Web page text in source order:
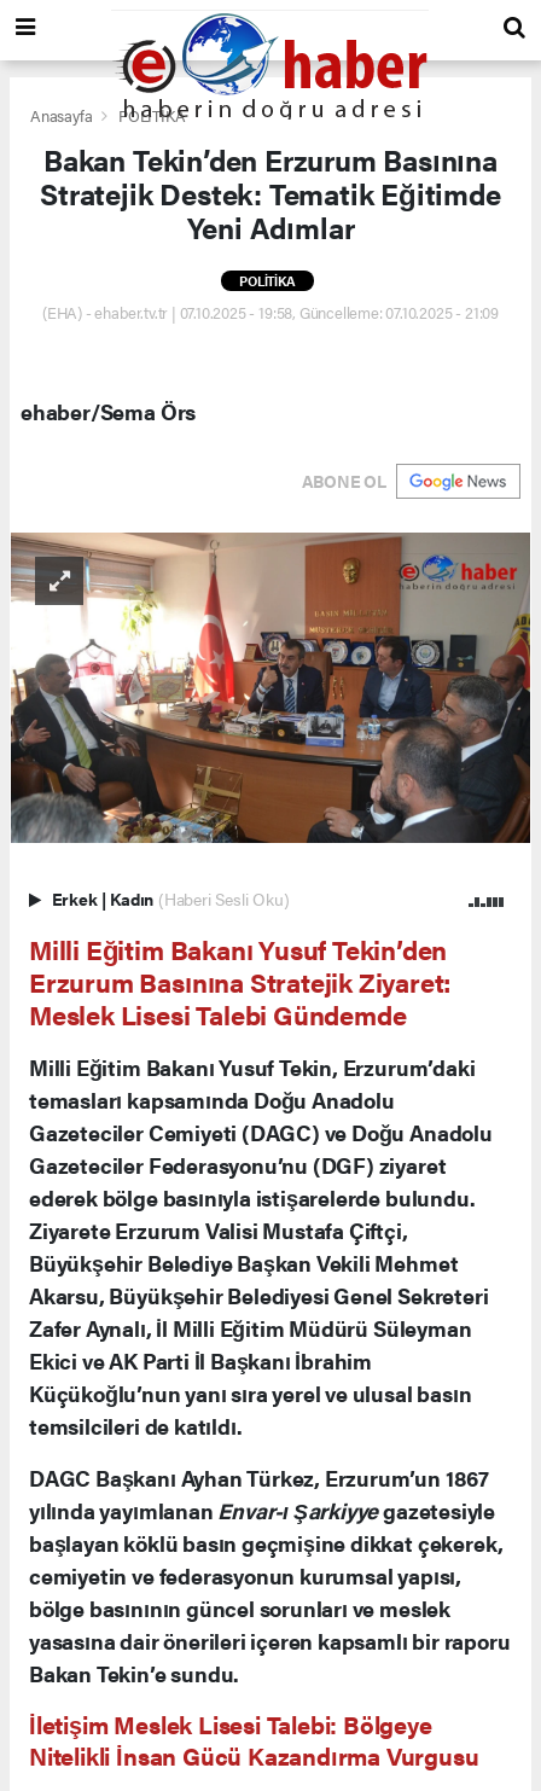
Anasayfa POLİTİKA
Bakan Tekin’den Erzurum Basınına
Stratejik Destek: Tematik Eğitimde
Yeni Adımlar
POLİTİKA
(EHA) - ehaber.tv.tr | 07.10.2025 - 19:58, Güncelleme: 07.10.2025 - 21:09
ehaber/Sema Örs
ABONE OL
Erkek | Kadın (Haberi Sesli Oku)
Milli Eğitim Bakanı Yusuf Tekin’den
Erzurum Basınına Stratejik Ziyaret:
Meslek Lisesi Talebi Gündemde
Milli Eğitim Bakanı Yusuf Tekin, Erzurum’daki
temasları kapsamında Doğu Anadolu
Gazeteciler Cemiyeti (DAGC) ve Doğu Anadolu
Gazeteciler Federasyonu’nu (DGF) ziyaret
ederek bölge basınıyla istişarelerde bulundu.
Ziyarete Erzurum Valisi Mustafa Çiftçi,
Büyükşehir Belediye Başkan Vekili Mehmet
Akarsu, Büyükşehir Belediyesi Genel Sekreteri
Zafer Aynalı, İl Milli Eğitim Müdürü Süleyman
Ekici ve AK Parti İl Başkanı İbrahim
Küçükoğlu’nun yanı sıra yerel ve ulusal basın
temsilcileri de katıldı.
DAGC Başkanı Ayhan Türkez, Erzurum’un 1867
yılında yayımlanan Envar-ı Şarkiyyegazetesiyle
başlayan köklü basın geçmişine dikkat çekerek,
cemiyetin ve federasyonun kurumsal yapısı,
bölge basınının güncel sorunları ve meslek
yasasına dair önerileri içeren kapsamlı bir raporu
Bakan Tekin’e sundu.
İletişim Meslek Lisesi Talebi: Bölgeye
Nitelikli İnsan Gücü Kazandırma Vurgusu